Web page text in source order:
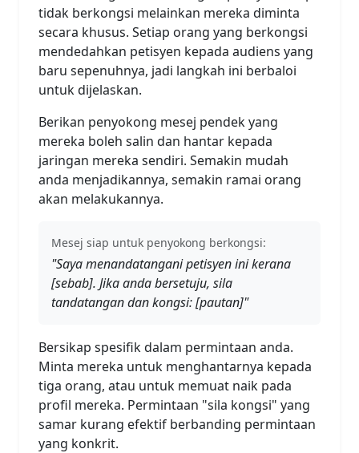
tidak berkongsi melainkan mereka diminta
secara khusus. Setiap orang yang berkongsi
mendedahkan petisyen kepada audiens yang
baru sepenuhnya, jadi langkah ini berbaloi
untuk dijelaskan.
Berikan penyokong mesej pendek yang
mereka boleh salin dan hantar kepada
jaringan mereka sendiri. Semakin mudah
anda menjadikannya, semakin ramai orang
akan melakukannya.
Mesej siap untuk penyokong berkongsi:
"Saya menandatangani petisyen ini kerana
[sebab]. Jika anda bersetuju, sila
tandatangan dan kongsi: [pautan]"
Bersikap spesifik dalam permintaan anda.
Minta mereka untuk menghantarnya kepada
tiga orang, atau untuk memuat naik pada
profil mereka. Permintaan "sila kongsi" yang
samar kurang efektif berbanding permintaan
yang konkrit.